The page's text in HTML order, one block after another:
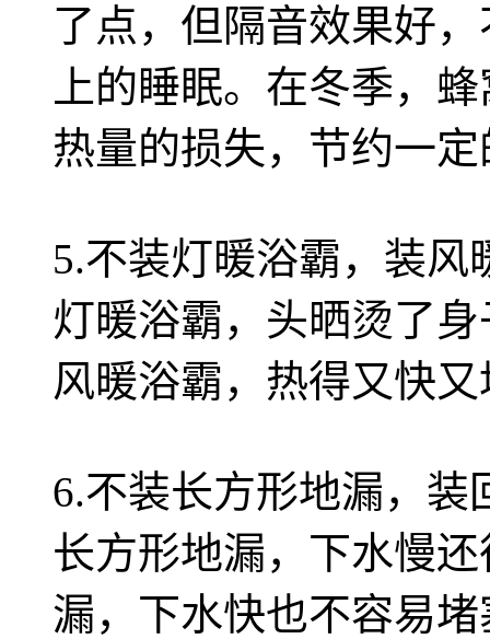
了点，但隔音效果好
上的睡眠。在冬季，
热量的损失，节约一
5.不装灯暖浴霸，装风
灯暖浴霸，头晒烫了
风暖浴霸，热得又快
6.不装长方形地漏，装
长方形地漏，下水慢
漏，下水快也不容易